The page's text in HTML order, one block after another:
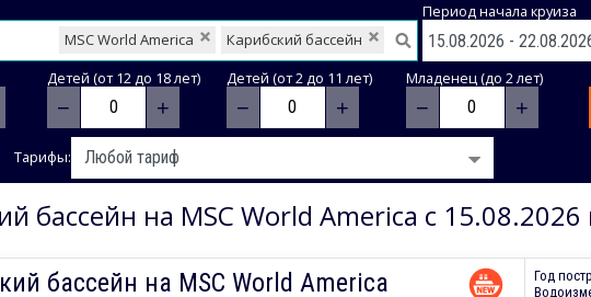
Карибский бассейн
MSC World America
Период начала круиза
Детей (от 12 до 18 лет)
− +
Детей (от 2 до 11 лет)
− +
Младенец (до 2 лет)
− +
Тарифы:
бассейн на MSC World America с
бассейн на MSC World America
Год